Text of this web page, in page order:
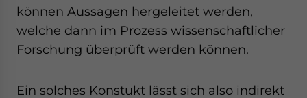
können Aussagen hergeleitet werden,
welche dann im Prozess wissenschaftlicher
Forschung überprüft werden können.
Ein solches Konstukt lässt sich also indirekt